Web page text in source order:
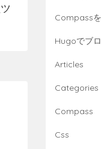
Compass
Hugoでブ
Articles
Categories
Compass
Css